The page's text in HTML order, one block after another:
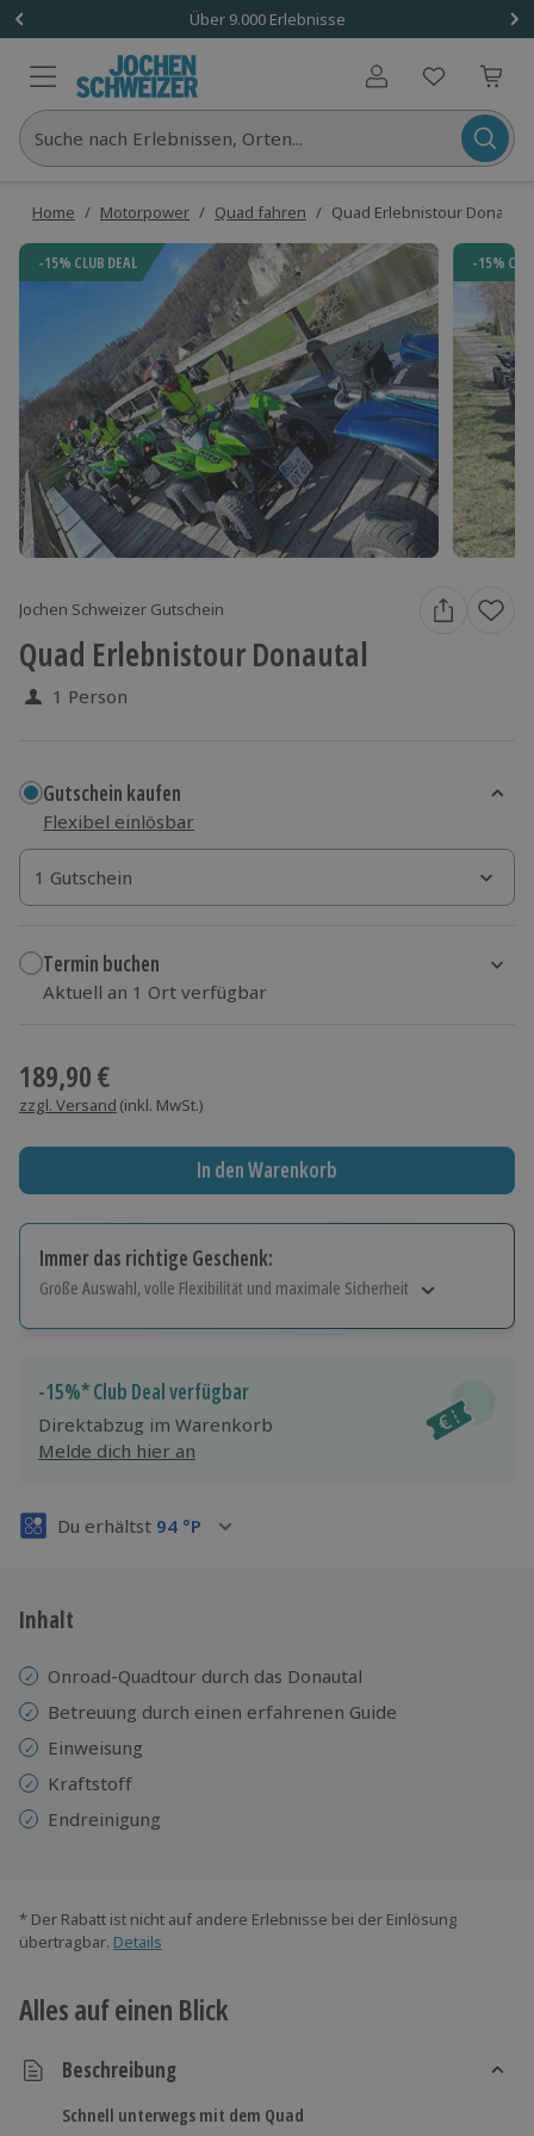
Über 9.000 Erlebnisse
Benutzerkonto
Suche nach Erlebnissen, Orten...
Home / Motorpower / Quad fahren / Quad Erlebnistour Donautal
-15% CLUB DEAL -15%
Jochen Schweizer Gutschein
Quad Erlebnistour Donautal
1 Person
Gutschein kaufen
Flexibel einlösbar
1 Gutschein
1 Gutschein
1 Gutschein
Termin buchen
Aktuell an 1 Ort verfügbar
189,90 €
zzgl. Versand (inkl. MwSt.)
In den Warenkorb
Immer das richtige Geschenk:
Große Auswahl, volle Flexibilität und maximale Sicherheit
Jeder Gutschein für alle Erlebnisse einlösbar.
Maximale Sicherheit
3 Jahre gültig & verlängerbar.
-15%* Club Deal verfügbar
Direktabzug im Warenkorb
Melde dich hier an
Du erhältst 94 °P
Inhalt
Onroad-Quadtour durch das Donautal
Betreuung durch einen erfahrenen Guide
Einweisung
Kraftstoff
Endreinigung
* Der Rabatt ist nicht auf andere Erlebnisse bei der Einlösung
übertragbar. Details
Alles auf einen Blick
Beschreibung
Schnell unterwegs mit dem Quad